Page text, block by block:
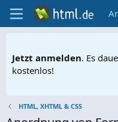
Jetzt anmelden. Es
kostenlos!
HTML, XHTML & CSS